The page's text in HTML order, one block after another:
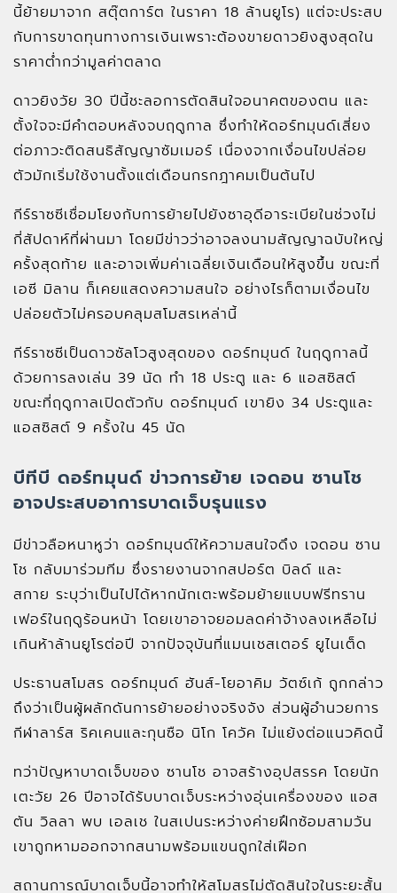
นี้ย้ายมาจาก สตุ๊ตการ์ต ในราคา 18 ล้านยูโร) แต่จะประสบ
กับการขาดทุนทางการเงินเพราะต้องขายดาวยิงสูงสุดใน
ราคาต่ำกว่ามูลค่าตลาด
ดาวยิงวัย 30 ปีนี้ชะลอการตัดสินใจอนาคตของตน และ
ตั้งใจจะมีคำตอบหลังจบฤดูกาล ซึ่งทำให้ดอร์ทมุนด์เสี่ยง
ต่อภาวะติดสนธิสัญญาซัมเมอร์ เนื่องจากเงื่อนไขปล่อย
ตัวมักเริ่มใช้งานตั้งแต่เดือนกรกฎาคมเป็นต้นไป
กีร์ราซซีเชื่อมโยงกับการย้ายไปยังซาอุดีอาระเบียในช่วงไม่
กี่สัปดาห์ที่ผ่านมา โดยมีข่าวว่าอาจลงนามสัญญาฉบับใหญ่
ครั้งสุดท้าย และอาจเพิ่มค่าเฉลี่ยเงินเดือนให้สูงขึ้น ขณะที่
เอซี มิลาน ก็เคยแสดงความสนใจ อย่างไรก็ตามเงื่อนไข
ปล่อยตัวไม่ครอบคลุมสโมสรเหล่านี้
กีร์ราซซีเป็นดาวซัลโวสูงสุดของ ดอร์ทมุนด์ ในฤดูกาลนี้
ด้วยการลงเล่น 39 นัด ทำ 18 ประตู และ 6 แอสซิสต์
ขณะที่ฤดูกาลเปิดตัวกับ ดอร์ทมุนด์ เขายิง 34 ประตูและ
แอสซิสต์ 9 ครั้งใน 45 นัด
บีทีบี ดอร์ทมุนด์ ข่าวการย้าย เจดอน ซานโช
อาจประสบอาการบาดเจ็บรุนแรง
มีข่าวลือหนาหูว่า ดอร์ทมุนด์ให้ความสนใจดึง เจดอน ซาน
โช กลับมาร่วมทีม ซึ่งรายงานจากสปอร์ต บิลด์ และ
สกาย ระบุว่าเป็นไปได้หากนักเตะพร้อมย้ายแบบฟรีทราน
เฟอร์ในฤดูร้อนหน้า โดยเขาอาจยอมลดค่าจ้างลงเหลือไม่
เกินห้าล้านยูโรต่อปี จากปัจจุบันที่แมนเชสเตอร์ ยูไนเต็ด
ประธานสโมสร ดอร์ทมุนด์ ฮันส์-โยอาคิม วัตซ์เก้ ถูกกล่าว
ถึงว่าเป็นผู้ผลักดันการย้ายอย่างจริงจัง ส่วนผู้อำนวยการ
กีฬาลาร์ส ริคเคนและกุนซือ นิโก โควัค ไม่แย้งต่อแนวคิดนี้
ทว่าปัญหาบาดเจ็บของ ซานโช อาจสร้างอุปสรรค โดยนัก
เตะวัย 26 ปีอาจได้รับบาดเจ็บระหว่างอุ่นเครื่องของ แอส
ตัน วิลลา พบ เอลเช ในสเปนระหว่างค่ายฝึกซ้อมสามวัน
เขาถูกหามออกจากสนามพร้อมแขนถูกใส่เฝือก
สถานการณ์บาดเจ็บนี้อาจทำให้สโมสรไม่ตัดสินใจในระยะสั้น